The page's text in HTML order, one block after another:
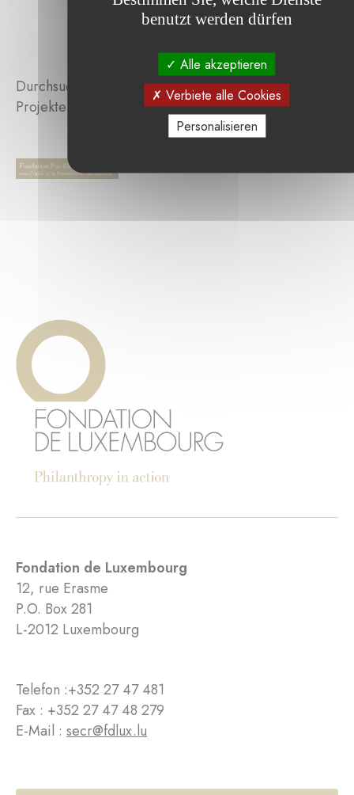
Durchsuchen Sie die von der Stiftung unterstützten
Projekte :
Fondation de Luxembourg
12, rue Erasme
P.O. Box 281
L-2012 Luxembourg
Telefon :+352 27 47 481
Fax : +352 27 47 48 279
E-Mail : secr@fdlux.lu
benutzt werden dürfen
Alle akzeptieren
Verbiete alle Cookies
Personalisieren